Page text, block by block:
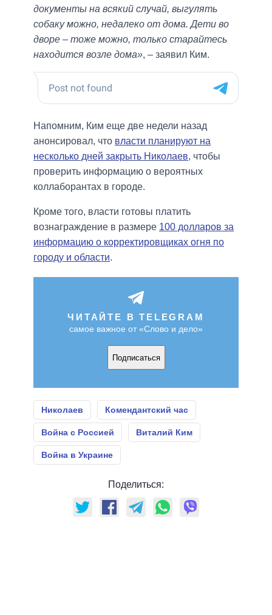
документы на всякий случай, выгулять
собаку можно, недалеко от дома. Дети во
дворе – тоже можно, только старайтесь
находится возле дома», – заявил Ким.
Напомним, Ким еще две недели назад
анонсировал, что власти планируют на
несколько дней закрыть Николаев, чтобы
проверить информацию о вероятных
коллаборантах в городе.
Кроме того, власти готовы платить
вознаграждение в размере 100 долларов за
информацию о корректировщиках огня по
городу и области.
ЧИТАЙТЕ В TELEGRAM
самое важное от «Слово и дело»
Подписаться
Николаев Комендантский час
Война с Россией Виталий Ким
Война в Украине
Поделиться: